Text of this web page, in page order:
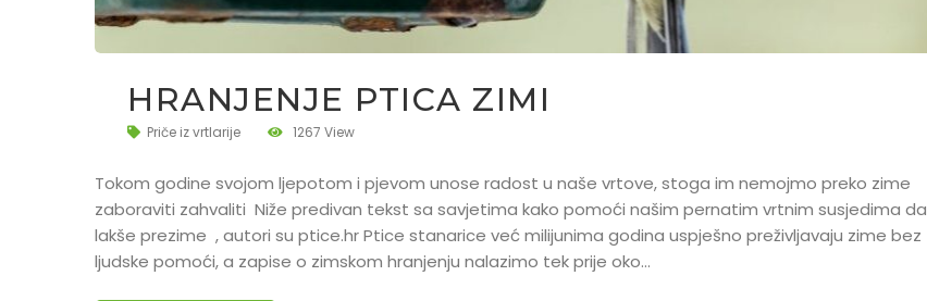
HRANJENJE PTICA ZIMI
Priče iz vrtlarije 1267 View
Tokom godine svojom ljepotom i pjevom unose radost u naše vrtove, stoga im nemojmo preko zime
zaboraviti zahvaliti Niže predivan tekst sa savjetima kako pomoći našim pernatim vrtnim susjedima da
lakše prezime , autori su ptice.hr Ptice stanarice već milijunima godina uspješno preživljavaju zime bez
ljudske pomoći, a zapise o zimskom hranjenju nalazimo tek prije oko…